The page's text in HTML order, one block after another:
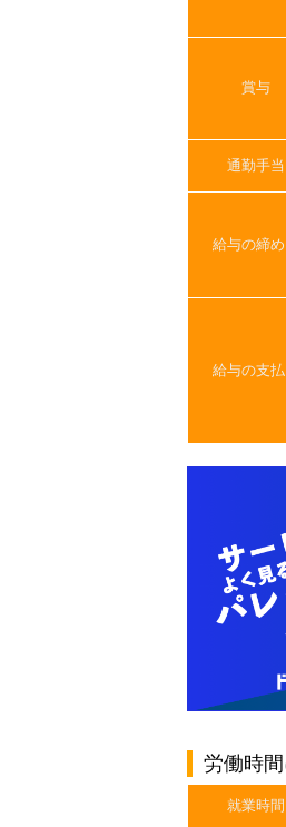
賞与
通勤手当
給与の締め
給与の支払
労働時
就業時間